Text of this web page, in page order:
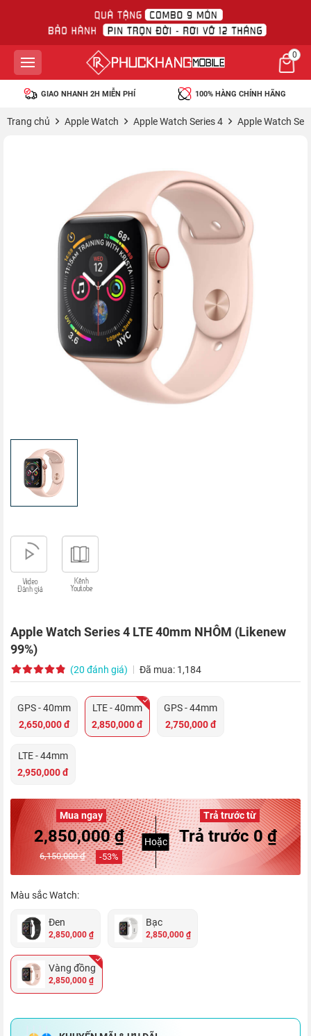
0
GIAO NHANH 2H MIỄN PHÍ 100% HÀNG CHÍNH HÃNG
Trang chủ Apple Watch Apple Watch Series 4 Apple Watch
Apple Watch Series 4 LTE 40mm NHÔM (Likenew
99%)
(20 đánh giá) Đã mua: 1,184
GPS - 40mm
2,650,000 đ
LTE - 40mm
2,850,000 đ
GPS - 44mm
2,750,000 đ
LTE - 44mm
2,950,000 đ
Mua ngay
2,850,000 ₫
6,150,000 ₫ -53%
Hoặc
Trả trước từ
Trả trước 0 ₫
Màu sắc Watch:
Đen
2,850,000 ₫
Bạc
2,850,000 ₫
Vàng đồng
2,850,000 ₫